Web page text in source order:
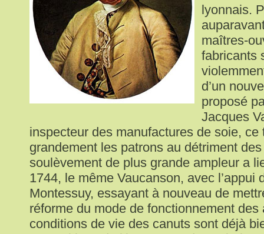
lyonnais.
maîtres-
fabricants
d’un
proposé
Jacques
inspecteur des manufactures de soie, ce
grandement les patrons au détriment
soulèvement de plus grande ampleur a
1744, le même Vaucanson, avec l’appui
Montessuy, essayant à nouveau de
réforme du mode de fonctionnement des
conditions de vie des canuts sont déjà